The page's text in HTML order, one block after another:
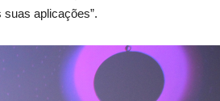
aplicações”.